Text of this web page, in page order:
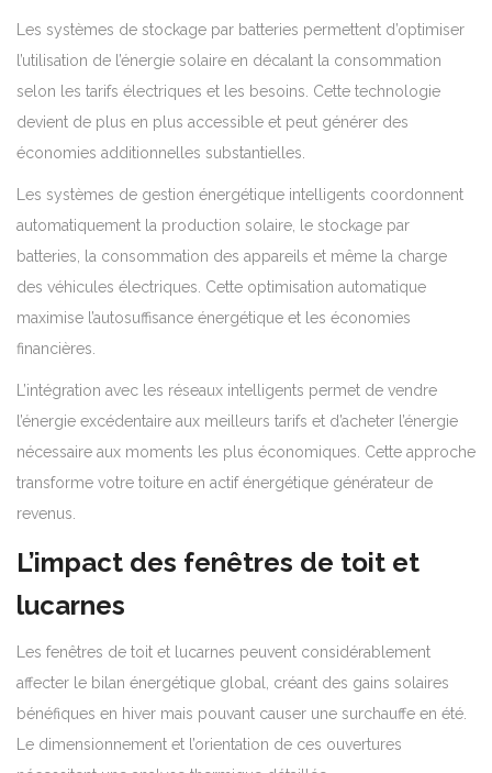
Les systèmes de stockage par batteries permettent d’optimiser
l’utilisation de l’énergie solaire en décalant la consommation
selon les tarifs électriques et les besoins. Cette technologie
devient de plus en plus accessible et peut générer des
économies additionnelles substantielles.
Les systèmes de gestion énergétique intelligents coordonnent
automatiquement la production solaire, le stockage par
batteries, la consommation des appareils et même la charge
des véhicules électriques. Cette optimisation automatique
maximise l’autosuffisance énergétique et les économies
financières.
L’intégration avec les réseaux intelligents permet de vendre
l’énergie excédentaire aux meilleurs tarifs et d’acheter l’énergie
nécessaire aux moments les plus économiques. Cette approche
transforme votre toiture en actif énergétique générateur de
revenus.
L’impact des fenêtres de toit et
lucarnes
Les fenêtres de toit et lucarnes peuvent considérablement
affecter le bilan énergétique global, créant des gains solaires
bénéfiques en hiver mais pouvant causer une surchauffe en été.
Le dimensionnement et l’orientation de ces ouvertures